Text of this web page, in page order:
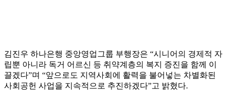
김진우 하나은행 중앙영업그룹 부행장은 “시니어의 경제적 자
립뿐 아니라 독거 어르신 등 취약계층의 복지 증진을 함께 이
끌겠다”며 “앞으로도 지역사회에 활력을 불어넣는 차별화된
사회공헌 사업을 지속적으로 추진하겠다”고 밝혔다.